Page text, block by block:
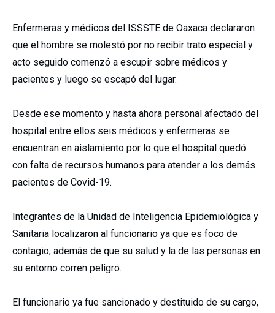
Enfermeras y médicos del ISSSTE de Oaxaca declararon
que el hombre se molestó por no recibir trato especial y
acto seguido comenzó a escupir sobre médicos y
pacientes y luego se escapó del lugar.
Desde ese momento y hasta ahora personal afectado del
hospital entre ellos seis médicos y enfermeras se
encuentran en aislamiento por lo que el hospital quedó
con falta de recursos humanos para atender a los demás
pacientes de Covid-19.
Integrantes de la Unidad de Inteligencia Epidemiológica y
Sanitaria localizaron al funcionario ya que es foco de
contagio, además de que su salud y la de las personas en
su entorno corren peligro.
El funcionario ya fue sancionado y destituido de su cargo,